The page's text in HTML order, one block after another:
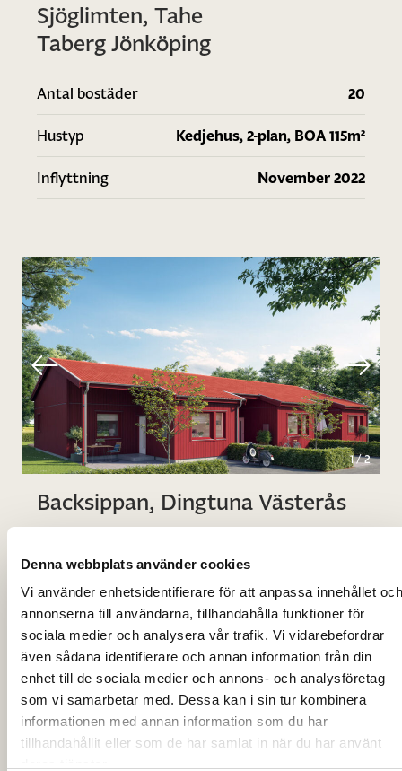
Denna webbplats använder cookies
Vi använder enhetsidentifierare för att anpassa innehållet och
annonserna till användarna, tillhandahålla funktioner för
sociala medier och analysera vår trafik. Vi vidarebefordrar
även sådana identifierare och annan information från din
enhet till de sociala medier och annons- och analysföretag
som vi samarbetar med. Dessa kan i sin tur kombinera
informationen med annan information som du har
tillhandahållit eller som de har samlat in när du har använt
Sjöglimten, Tahe
Taberg Jönköping
Antal bostäder 20
Hustyp Kedjehus, 2-plan, BOA 115m²
Inflyttning November 2022
1/2
Backsippan, Dingtuna Västerås
Hustyp
Radhus
2-plan, BOA 115m² och 1plan, BOA
77m²
Inflyttning Augusti 2022